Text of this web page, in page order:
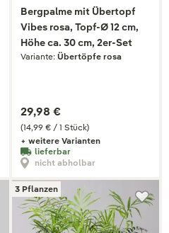
Bergpalme mit Übertopf
Vibes rosa, Topf-Ø 12 cm,
Höhe ca. 30 cm, 2er-Set
Variante: Übertöpfe rosa
(14,99 € / 1 Stück)
29,98 €
+ weitere Varianten
lieferbar
nicht abholbar
3 Pflanzen